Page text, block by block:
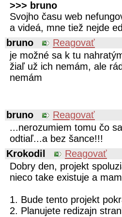
>>> bruno
Svojho času web
a videá, mne tiež nejde
bruno
Reagovať
je možné sa k tu
žiaľ už ich nemám, ale
nemám
bruno
Reagovať
...nerozumiem tomu čo
odtiaľ...a bez šance!!!
Krokodil
Reagovať
Dobry den, projekt
nieco take existuje a
1. Bude tento projekt
2. Planujete redizajn